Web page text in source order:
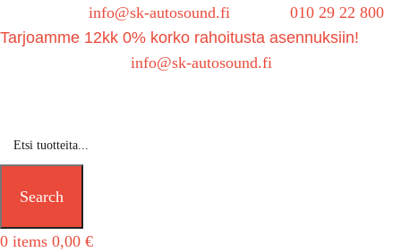
info@sk-autosound.fi
010 29 22 800
Tarjoamme 12kk 0% korko rahoitusta asennuksiin!
info@sk-autosound.fi
Search
0 items 0,00 €